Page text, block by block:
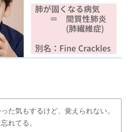
た気もするけど、覚えられない。
れてる。